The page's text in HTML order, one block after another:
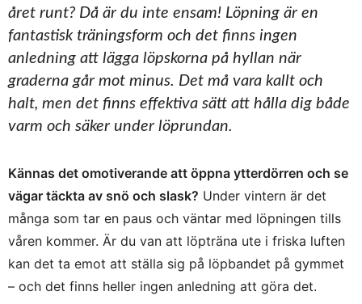
året runt? Då är du inte ensam! Löpning är en
fantastisk träningsform och det finns ingen
anledning att lägga löpskorna på hyllan när
graderna går mot minus. Det må vara kallt och
halt, men det finns effektiva sätt att hålla dig både
varm och säker under löprundan.
Kännas det omotiverande att öppna ytterdörren och se
vägar täckta av snö och slask? Under vintern är det
många som tar en paus och väntar med löpningen tills
våren kommer. Är du van att löpträna ute i friska luften
kan det ta emot att ställa sig på löpbandet på gymmet
– och det finns heller ingen anledning att göra det.